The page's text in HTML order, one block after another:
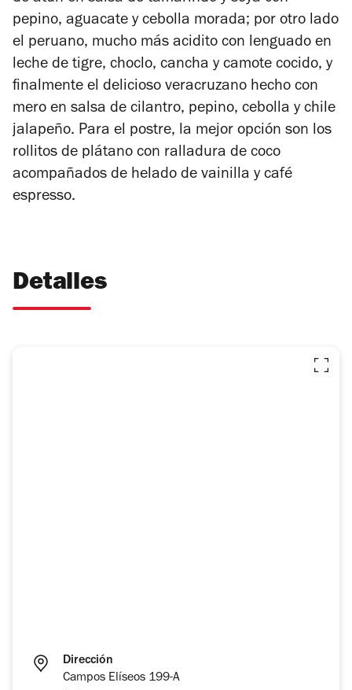
pepino, aguacate y cebolla morada; por otro lado
el peruano, mucho más acidito con lenguado en
leche de tigre, choclo, cancha y camote cocido, y
finalmente el delicioso veracruzano hecho con
mero en salsa de cilantro, pepino, cebolla y chile
jalapeño. Para el postre, la mejor opción son los
rollitos de plátano con ralladura de coco
acompañados de helado de vainilla y café
espresso.
Detalles
Dirección
Campos Elíseos 199-A